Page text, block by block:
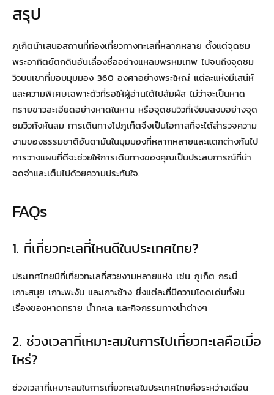
สรุป
ภูเก็ตนำเสนอสถานที่ท่องเที่ยวทางทะเลที่หลากหลาย ตั้งแต่จุดชม
พระอาทิตย์ตกดินอันเลื่องชื่ออย่างแหลมพรหมเทพ ไปจนถึงจุดชม
วิวบนเขาที่มอบมุมมอง 360 องศาอย่างพระใหญ่ แต่ละแห่งมีเสน่ห์
และความพิเศษเฉพาะตัวที่รอให้ผู้อ่านได้ไปสัมผัส ไม่ว่าจะเป็นหาด
ทรายขาวละเอียดอย่างหาดในหาน หรือจุดชมวิวที่เงียบสงบอย่างจุด
ชมวิวกังหันลม การเดินทางไปภูเก็ตจึงเป็นโอกาสที่จะได้สำรวจความ
งามของธรรมชาติอันดามันในมุมมองที่หลากหลายและแตกต่างกันไป
การวางแผนที่ดีจะช่วยให้การเดินทางของคุณเป็นประสบการณ์ที่น่า
จดจำและเต็มไปด้วยความประทับใจ.
FAQs
1. ที่เที่ยวทะเลที่ไหนดีในประเทศไทย?
ประเทศไทยมีที่เที่ยวทะเลที่สวยงามหลายแห่ง เช่น ภูเก็ต กระบี่
เกาะสมุย เกาะพะงัน และเกาะช้าง ซึ่งแต่ละที่มีความโดดเด่นทั้งใน
เรื่องของหาดทราย น้ำทะเล และกิจกรรมทางน้ำต่างๆ
2. ช่วงเวลาที่เหมาะสมในการไปเที่ยวทะเลคือเมื่อ
ไหร่?
ช่วงเวลาที่เหมาะสมในการเที่ยวทะเลในประเทศไทยคือระหว่างเดือน